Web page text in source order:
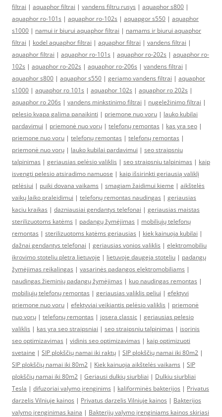
filtrai | aquaphor filtrai | vandens filtru rusys | aquaphor s800 |
aquaphor ro-101s | aquaphor ro-102s | aquapgor s550 | aquaphor
s1000 | namui ir biurui aquaphor filtrai | namams ir biurui aquaphor
filtrai | kodel aquaphor filtrai | aquaphor filtrai | vandens filtrai |
aquaphor filtrai | aquaphor ro-101s | aquaphor ro-202s | aquaphor ro-
102s | aquaphor ro-202s | aquaphor ro-206s | vandens filtrai |
aquaphor s800 | aquaphor s550 | geriamo vandens filtrai | aquaphor
s1000 | aquaphor ro 101s | aquaphor 102s | aquaphor ro 202s |
aquaphor ro 206s | vandens minkstinimo filtrai | nugeležinimo filtrai |
pelesio kvapa galima panaikinti | priemone nuo voru | lauko kubilai
pardavimui | priemonė nuo vorų | telefonų remontas | kas yra seo |
priemone nuo voru | telefonų remontas | telefonų remontas |
priemonė nuo vorų | lauko kubilai pardavimui | seo straipsniu
talpinimas | geriausias pelėsio valiklis | seo straipsniu talpinimas | kaip
isvengti pelesio atsiradimo namuose | kaip išsirinkti geriausią valiklį
pelėsiui | puiki dovana vaikams | smagiam žaidimui kieme | aikštelės
vaikų laiko praleidimui | telefonų remontas naudingas | geriausias
kaciu kraikas | dazniausiai gendantys telefonai | geriausias maistas
sterilizuotoms katėms | padangų žymėjimas | mobiliųjų telefonų
remontas | sterilizuotoms katėms geriausias | kiek kainuoja kubilai |
dažnai gendantys telefonai | geriausias vonios valiklis | elektromobiliu
ikrovimo stoteliu pletra lietuvoje | lietuvoje daugeja stoteliu | padangų
žymėjimas reikalingas | vasarinės padangos elektromobiliams |
naudingas žieminių padangų žymėjimas | kuo naudingas remontas |
mobiliųjų telefonų remontas | geriausias valiklis peliui | efektyvi
priemone nuo voru | efektyviai veikiantis pelėsio valiklis | priemonė
nuo vorų | telefonų remontas | josera classic | geriausias pelesio
valiklis | kas yra seo straipsniai | seo straipsniu talpinimas | isorinis
seo optimizavimas | vidinis seo optimizavimas | kaip optimizuoti
svetaine | SIP plokščių namai iki raktų | SIP plokščių namai iki 80m2 |
SIP plokščių namai iki 80m2 | Kiek kainuoja aikštelės vaikams | SIP
plokščių namai iki 80m2 | Geriausi dulkių siurbliai | Dulkiu siurbliai
Tesla | difuzoriai valymo įrenginims | kaliforminės bakterijos | Privatus
darzelis Vilniuje kainos | Privatus darzelis Vilniuje kainos | Bakterijos
valymo įrenginimas kaina | Bakterijų valymo įrenginiams kainos skiriasi